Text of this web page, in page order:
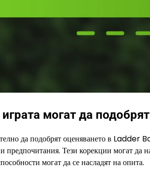
могат да
да подобрят оценяването в Ladder
предпочитания. Тези корекции могат да
могат да се насладят на опита.